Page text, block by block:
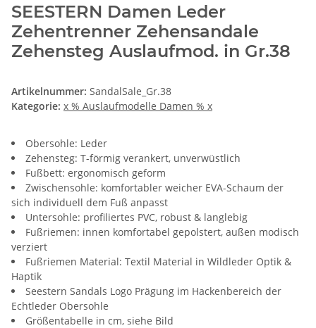
SEESTERN Damen Leder
Zehentrenner Zehensandale
Zehensteg Auslaufmod. in Gr.38
Artikelnummer: SandalSale_Gr.38
Kategorie: x % Auslaufmodelle Damen % x
Obersohle: Leder
Zehensteg: T-förmig verankert, unverwüstlich
Fußbett: ergonomisch geform
Zwischensohle: komfortabler weicher EVA-Schaum der
sich individuell dem Fuß anpasst
Untersohle: profiliertes PVC, robust & langlebig
Fußriemen: innen komfortabel gepolstert, außen modisch
verziert
Fußriemen Material: Textil Material in Wildleder Optik &
Haptik
Seestern Sandals Logo Prägung im Hackenbereich der
Echtleder Obersohle
Größentabelle in cm, siehe Bild